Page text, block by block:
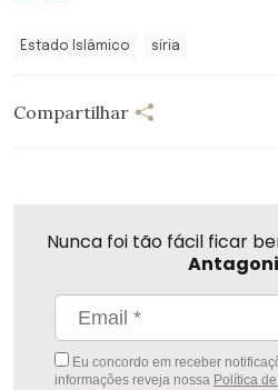
Estado Islâmico síria
Compartilhar
Nunca foi tão fácil ficar
Eu concordo em receber
informações reveja nossa Política